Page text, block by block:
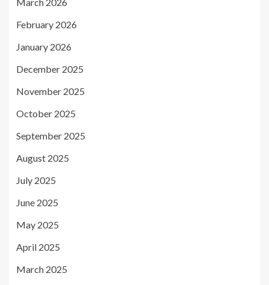
February 2026
January 2026
December 2025
November 2025
October 2025
September 2025
August 2025
July 2025
June 2025
May 2025
April 2025
March 2025